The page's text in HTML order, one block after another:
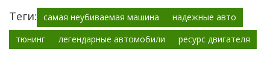
Теги: самая неубиваемая машина
надежные авто
тюнинг
легендарные автомобили ресурс двигателя